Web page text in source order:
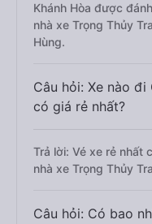
Khánh Hòa được
nhà xe Trọng Thủy
Hùng.
Câu hỏi: Xe nào đi
có giá rẻ nhất?
Trả lời: Vé xe rẻ nhất
nhà xe Trọng Thủy
Câu hỏi: Có bao